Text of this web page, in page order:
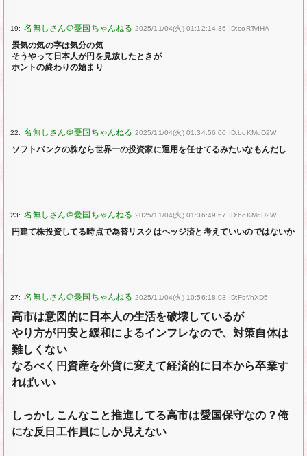
19: 2025/11/04(火) 01:12:14.36 ID:coRTyIHA
景気の気の字は気分の気
そうやって日本人が円を見放したときが
ホントの終わりの始まり
22: 2025/11/04(火) 01:34:56.00 ID:boKMdD2W
ソフトバンクの株なら世界一の投資家に運用を任せてるみたいなもんだし
23: 2025/11/04(火) 01:36:49.67 ID:boKMdD2W
円建て株投資してる時点で為替リスクはヘッジ済と考えていいのではないか
27: 2025/11/04(火) 10:56:18.03 ID:Fsf/hXD5
高市は意図的に日本人の生活を破壊しているが
やり方が円安と緩和によるインフレなので、対策自体は
難しくない
なるべく円資産を外貨に変えて経済的に日本から卒業す
ればいい
しっかしこんなこと推進してる高市は愛国保守なの？俺
にな反日工作員にしか見えない